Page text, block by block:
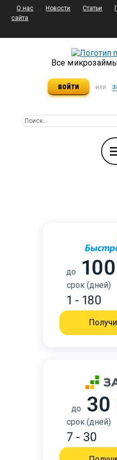
О нас Новости Статьи
сайта
Все
войти или
до
срок (дней)
1 - 180
до 30
срок (дней)
7 - 30